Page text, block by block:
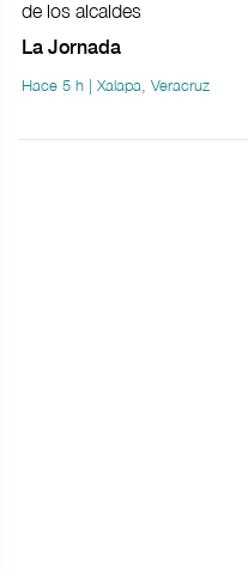
de los alcaldes
La Jornada
Hace 5 h | Xalapa, Veracruz